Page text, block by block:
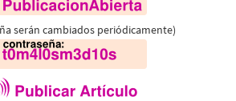
serán cambiados periódicamente)